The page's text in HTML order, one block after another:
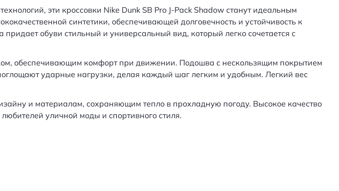
эти кроссовки Nike Dunk SB Pro J-Pack Shadow станут идеальным
синтетики, обеспечивающей долговечность и устойчивость к
обуви стильный и универсальный вид, который легко сочетается с
обеспечивающим комфорт при движении. Подошва с нескользящим покрытием
ударные нагрузки, делая каждый шаг легким и удобным. Легкий вес
и материалам, сохраняющим тепло в прохладную погоду. Высокое качество
уличной моды и спортивного стиля.